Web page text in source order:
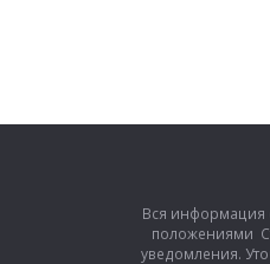
Вся информация
положениями
уведомления.